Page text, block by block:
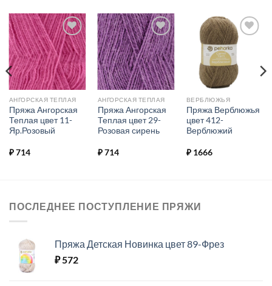
Добавить в
избранное.
АНГОРСКАЯ ТЕПЛАЯ
Пряжа Ангорская
Теплая цвет 11-
Яр.Розовый
₽714
Добавить в
избранное.
АНГОРСКАЯ ТЕПЛАЯ
Пряжа Ангорская
Теплая цвет 29-
Розовая сирень
₽714
Добавить в
избранное.
ВЕРБЛЮЖЬЯ
Пряжа Верблюжья
цвет 412-
Верблюжий
₽1666
ПОСЛЕДНЕЕ ПОСТУПЛЕНИЕ ПРЯЖИ
Пряжа Детская Новинка цвет 89-Фрез
₽572